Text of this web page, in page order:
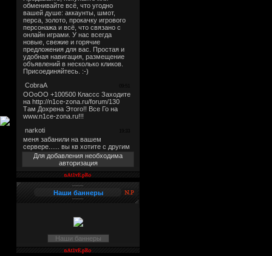
Для добавления необходима
авторизация
Наши баннеры
Наши баннеры